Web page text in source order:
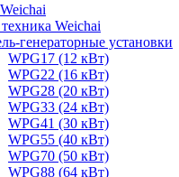
Weichai
Weichai
генераторные установки
WPG17 (12 кВт)
WPG22 (16 кВт)
WPG28 (20 кВт)
WPG33 (24 кВт)
WPG41 (30 кВт)
WPG55 (40 кВт)
WPG70 (50 кВт)
WPG88 (64 кВт)